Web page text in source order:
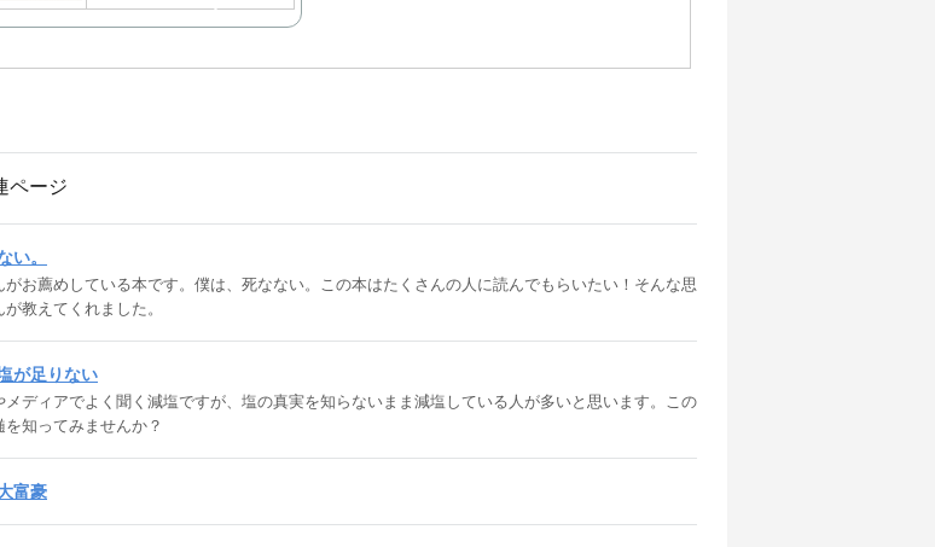
入
ページ
い。
がお薦めしている本です。僕は、死なない。この本はたくさんの人に読んでもらいたい！そんな思
教えてくれました。
が足りない
メディアでよく聞く減塩ですが、塩の真実を知らないまま減塩している人が多いと思います。この
知ってみませんか？
富豪